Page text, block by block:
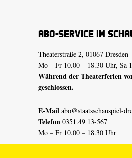
Abo-Service im
Theaterstraße 2, 01067 Dresden
Mo – Fr 10.00 – 18.30 Uhr, Sa
Während der Theaterferien
geschlossen.
E-Mail abo@staatsschauspiel-
Telefon 0351.49 13-567
Mo – Fr 10.00 – 18.30 Uhr